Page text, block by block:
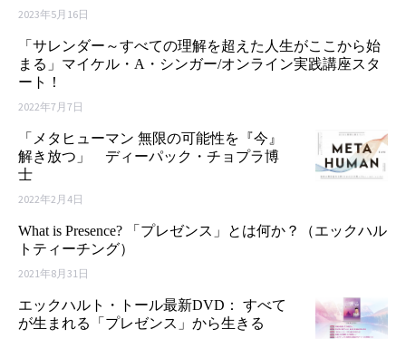
2023年5月16日
「サレンダー～すべての理解を超えた人生がここから始
まる」マイケル・A・シンガー/オンライン実践講座スタ
ート！
2022年7月7日
「メタヒューマン 無限の可能性を『今』
解き放つ」 ディーパック・チョプラ博
士
2022年2月4日
What is Presence? 「プレゼンス」とは何か？（エックハル
トティーチング）
2021年8月31日
エックハルト・トール最新DVD： すべて
が生まれる「プレゼンス」から生きる